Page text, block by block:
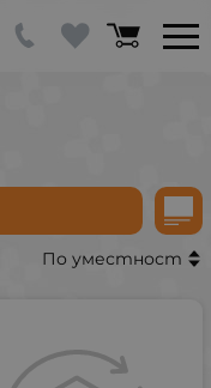
По уместност